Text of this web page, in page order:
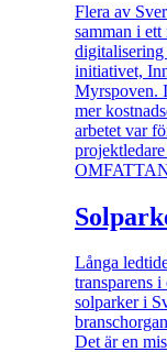
Flera av
samman i
initiativet,
Myrspoven.
mer
arbetet var
Långa
transparens
solparker i
Det är en